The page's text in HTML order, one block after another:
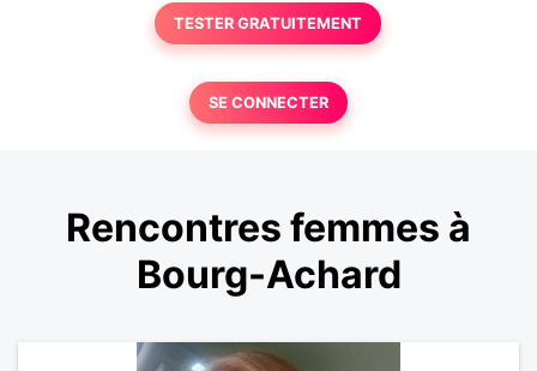
TESTER GRATUITEMENT
SE CONNECTER
Rencontres femmes à
Bourg-Achard